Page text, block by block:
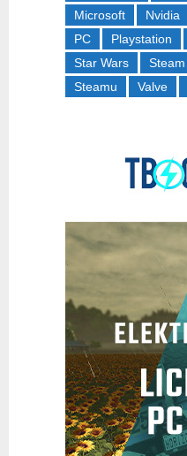
Microsoft
Nvidia
PC
Playstation
Star Wars
Steam
Steamu
Valve